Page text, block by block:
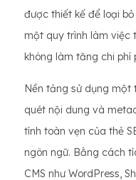
được thiết kế để loại
một quy trình làm việc
không làm tăng chi phí
Nền tảng sử dụng một
quét nội dung và
tính toàn vẹn của thẻ
ngôn ngữ. Bằng cách
CMS như WordPress,